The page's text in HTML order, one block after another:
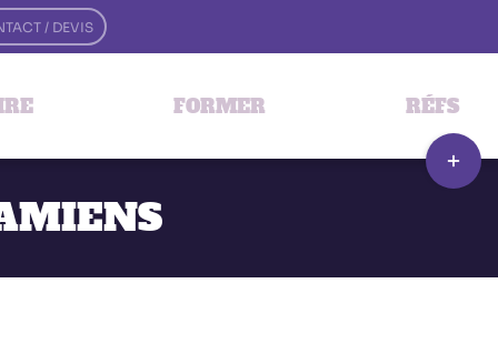
/ DEVIS
FORMER RÉFS
Bascule
de
la
barre